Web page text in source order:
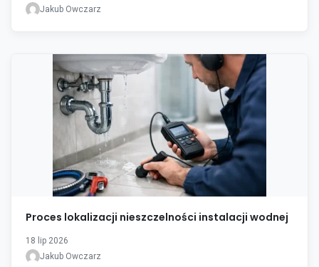
Jakub Owczarz
Proces lokalizacji nieszczelności instalacji wodnej
18 lip 2026
Jakub Owczarz